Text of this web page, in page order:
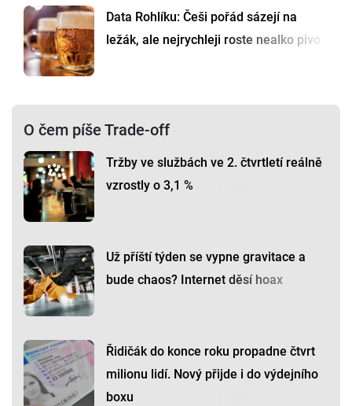
Data Rohlíku: Češi pořád sázejí na
ležák, ale nejrychleji roste nealko pivo
O čem píše Trade-off
Tržby ve službách ve 2. čtvrtletí reálně
vzrostly o 3,1 %
Už příští týden se vypne gravitace a
bude chaos? Internet děsí hoax
Řidičák do konce roku propadne čtvrt
milionu lidí. Nový přijde i do výdejního
boxu